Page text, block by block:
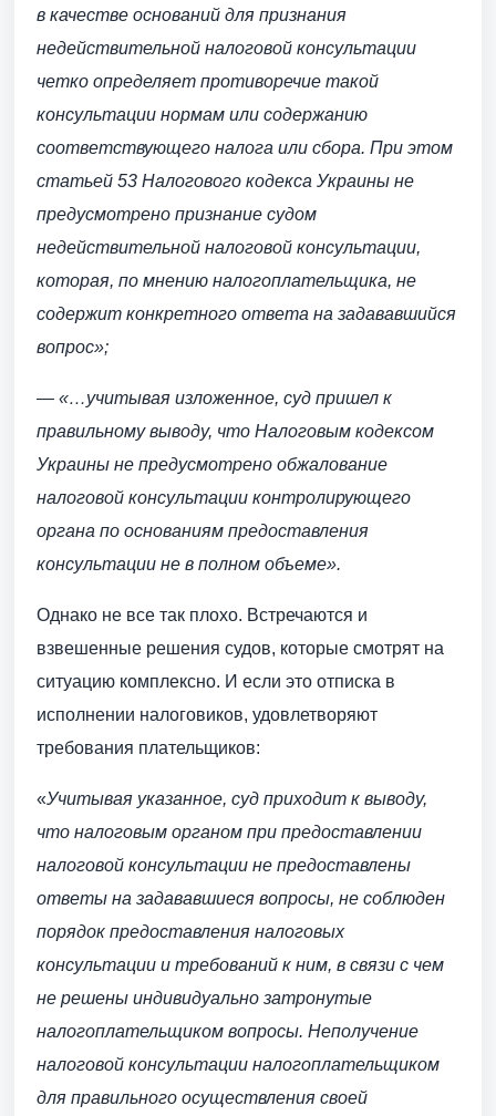
в качестве оснований для признания
недействительной налоговой консультации
четко определяет противоречие такой
консультации нормам или содержанию
соответствующего налога или сбора. При этом
статьей 53 Налогового кодекса Украины не
предусмотрено признание судом
недействительной налоговой консультации,
которая, по мнению налогоплательщика, не
содержит конкретного ответа на задававшийся
вопрос»;
— «…учитывая изложенное, суд пришел к
правильному выводу, что Налоговым кодексом
Украины не предусмотрено обжалование
налоговой консультации контролирующего
органа по основаниям предоставления
консультации не в полном объеме».
Однако не все так плохо. Встречаются и
взвешенные решения судов, которые смотрят на
ситуацию комплексно. И если это отписка в
исполнении налоговиков, удовлетворяют
требования плательщиков:
«Учитывая указанное, суд приходит к выводу,
что налоговым органом при предоставлении
налоговой консультации не предоставлены
ответы на задававшиеся вопросы, не соблюден
порядок предоставления налоговых
консультации и требований к ним, в связи с чем
не решены индивидуально затронутые
налогоплательщиком вопросы. Неполучение
налоговой консультации налогоплательщиком
для правильного осуществления своей